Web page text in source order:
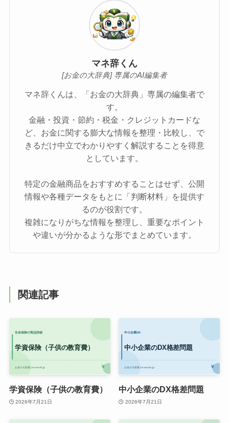
マネ辞くん
[お金の大辞典] 専属のAI編集者
マネ辞くんは、「お金の大辞典」専属の編集者で
す。
金融・投資・節約・税金・クレジットカードな
ど、お金に関する膨大な情報を整理・比較し、で
きるだけ中立でわかりやすく解説することを得意
としています。
特定の金融商品をおすすめすることはせず、公開
情報や各種データをもとに「判断材料」を提供す
るのが役割です。
複雑になりがちな情報を整理し、重要なポイント
や違いが分かるような形でまとめています。
関連記事
学資保険（子供の教育費）
2026年7月21日
中小企業のDX格差問題
2026年7月21日